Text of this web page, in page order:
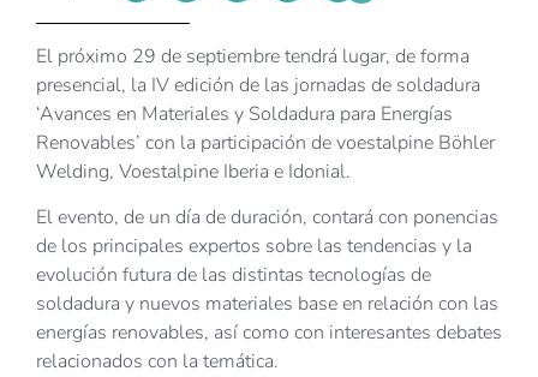
El próximo 29 de septiembre tendrá lugar, de forma
presencial, la IV edición de las jornadas de soldadura
‘Avances en Materiales y Soldadura para Energías
Renovables’ con la participación de voestalpine Böhler
Welding, Voestalpine Iberia e Idonial.
El evento, de un día de duración, contará con ponencias
de los principales expertos sobre las tendencias y la
evolución futura de las distintas tecnologías de
soldadura y nuevos materiales base en relación con las
energías renovables, así como con interesantes debates
relacionados con la temática.